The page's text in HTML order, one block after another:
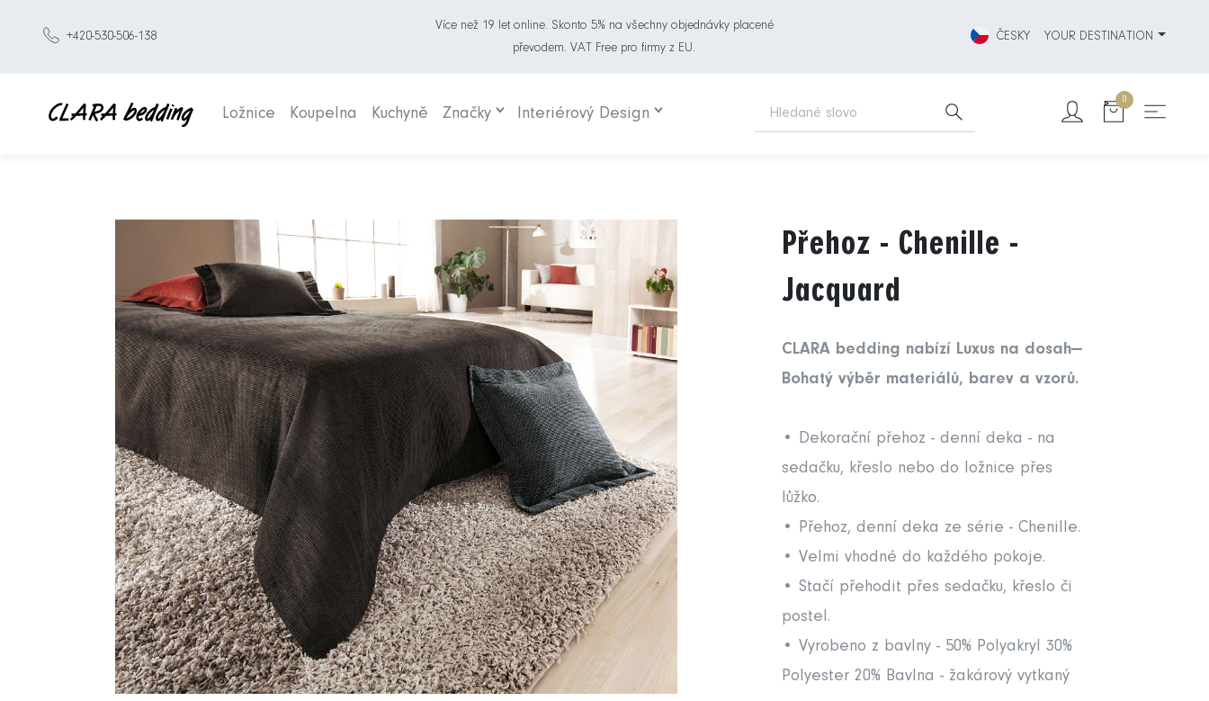
+420-530-506-138
Více než 19 let online. Skonto 5% na všechny objednávky placené
převodem. VAT Free pro firmy z EU.
ČESKY YOUR DESTINATION
Ložnice Koupelna Kuchyně Značky Interiérový Design
0
Přehoz - Chenille -
Jacquard
CLARA bedding nabízí Luxus na dosah—
Bohatý výběr materiálů, barev a vzorů.
• Dekorační přehoz - denní deka - na
sedačku, křeslo nebo do ložnice přes
lůžko.
• Přehoz, denní deka ze série - Chenille.
• Velmi vhodné do každého pokoje.
• Stačí přehodit přes sedačku, křeslo či
postel.
• Vyrobeno z bavlny - 50% Polyakryl 30%
Polyester 20% Bavlna - žakárový vytkaný